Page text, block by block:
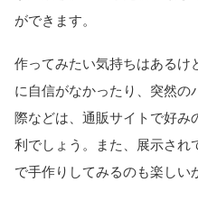
ができます。
作ってみたい気持ちはあるけ
に自信がなかったり、突然の
際などは、通販サイトで好み
利でしょう。また、展示され
で手作りしてみるのも楽しい